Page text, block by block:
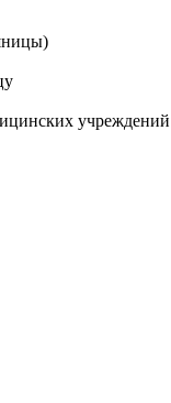
учреждений